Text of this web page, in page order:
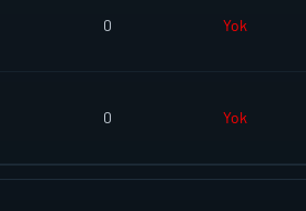
0 Yok
0 Yok